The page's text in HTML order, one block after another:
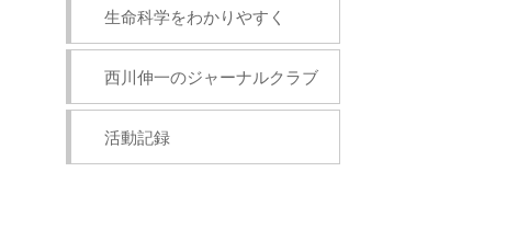
生命科学をわかりやすく
西川伸一のジャーナルクラブ
活動記録